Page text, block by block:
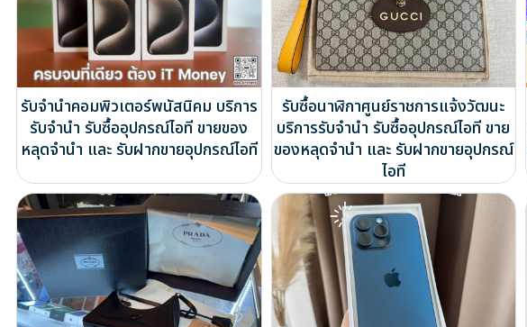
รับจำนำคอมพิวเตอร์พนัสนิคม บริการ
รับจำนำ รับซื้ออุปกรณ์ไอที ขายของ
หลุดจำนำ และ รับฝากขายอุปกรณ์ไอที
รับซื้อนาฬิกาศูนย์ราชการแจ้งวัฒนะ
บริการรับจำนำ รับซื้ออุปกรณ์ไอที ขาย
ของหลุดจำนำ และ รับฝากขายอุปกรณ์
ไอที